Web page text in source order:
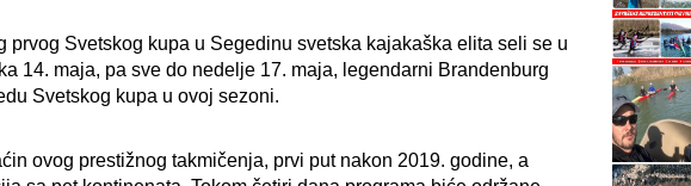
prvog Svetskog kupa u Segedinu svetska kajakaška elita seli se u
14. maja, pa sve do nedelje 17. maja, legendarni Brandenburg
Svetskog kupa u ovoj sezoni.
ovog prestižnog takmičenja, prvi put nakon 2019. godine, a